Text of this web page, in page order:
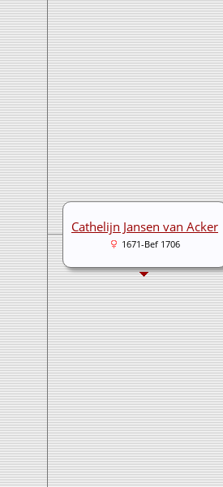
Cathelijn Jansen van Acker
1671-Bef 1706